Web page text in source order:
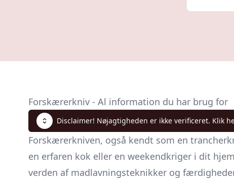
Forskærerkniv - Al information du har brug for
Disclaimer! Nøjagtigheden er ikke verificeret. Klik
Forskærerkniven, også kendt som en
en erfaren kok eller en weekendkriger i dit
verden af madlavningsteknikker og